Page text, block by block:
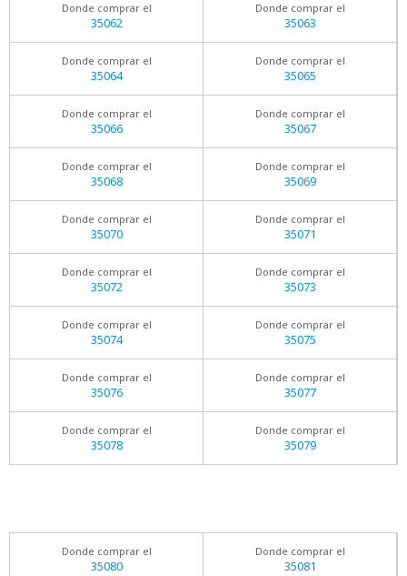
Donde comprar el
35062
Donde comprar el
35063
Donde comprar el
35064
Donde comprar el
35065
Donde comprar el
35066
Donde comprar el
35067
Donde comprar el
35068
Donde comprar el
35069
Donde comprar el
35070
Donde comprar el
35071
Donde comprar el
35072
Donde comprar el
35073
Donde comprar el
35074
Donde comprar el
35075
Donde comprar el
35076
Donde comprar el
35077
Donde comprar el
35078
Donde comprar el
35079
Donde comprar el
35080
Donde comprar el
35081